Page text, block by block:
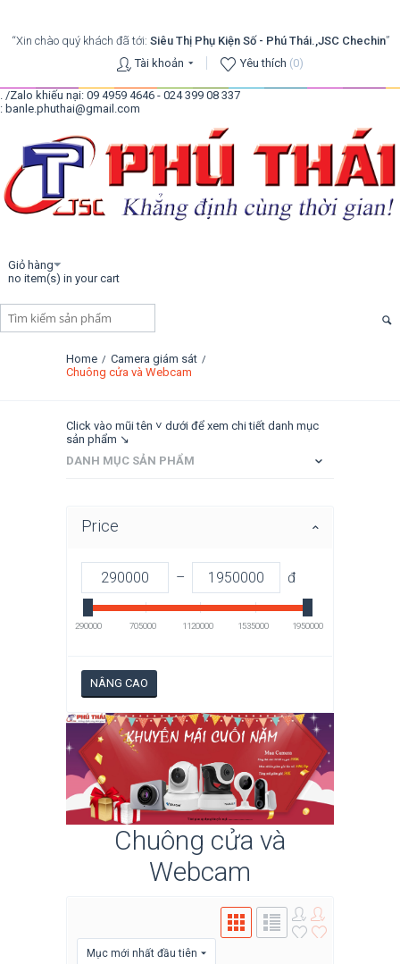
“Xin chào quý khách đã tới: Siêu Thị Phụ Kiện Số - Phú Thái.,JSC Chechin”
Tài khoản
Yêu thích (0)
. /Zalo khiếu nại: 09 4959 4646 - 024 399 08 337
: banle.phuthai@gmail.com
Giỏ hàng
no item(s) in your cart
Home / Camera giám sát /
Chuông cửa và Webcam
Click vào mũi tên ˅ dưới để xem chi tiết danh mục
sản phẩm ↘
DANH MỤC SẢN PHẨM
Price
– đ
290000 705000 1120000 1535000 1950000
NÂNG CAO
Chuông cửa và
Webcam
Mục mới nhất đầu tiên